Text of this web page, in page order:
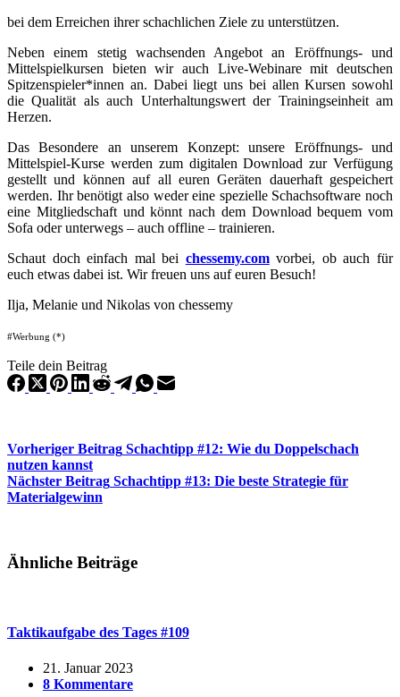
bei dem Erreichen ihrer schachlichen Ziele zu unterstützen.
Neben einem stetig wachsenden Angebot an Eröffnungs- und
Mittelspielkursen bieten wir auch Live-Webinare mit deutschen
Spitzenspieler*innen an. Dabei liegt uns bei allen Kursen sowohl
die Qualität als auch Unterhaltungswert der Trainingseinheit am
Herzen.
Das Besondere an unserem Konzept: unsere Eröffnungs- und
Mittelspiel-Kurse werden zum digitalen Download zur Verfügung
gestellt und können auf all euren Geräten dauerhaft gespeichert
werden. Ihr benötigt also weder eine spezielle Schachsoftware noch
eine Mitgliedschaft und könnt nach dem Download bequem vom
Sofa oder unterwegs – auch offline – trainieren.
Schaut doch einfach mal bei chessemy.comvorbei, ob auch für
euch etwas dabei ist. Wir freuen uns auf euren Besuch!
Ilja, Melanie und Nikolas von chessemy
#Werbung (*)
Teile dein Beitrag
Vorheriger Beitrag Schachtipp #12: Wie du Doppelschach
nutzen kannst
Nächster Beitrag Schachtipp #13: Die beste Strategie für
Materialgewinn
Ähnliche Beiträge
Taktikaufgabe des Tages #109
21. Januar 2023
8 Kommentare